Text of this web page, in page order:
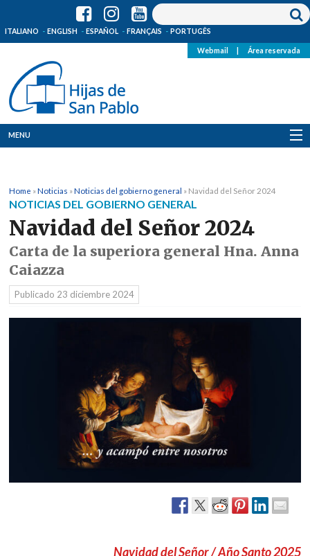
ITALIANO ENGLISH ESPAÑOL FRANÇAIS PORTUGÊS
Webmail Área reservada
MENU
Dónde estamos
Noticias
Recursos
Media
Home »Noticias »Noticias del gobierno general » Navidad del Señor 2024
NOTICIAS DEL GOBIERNO GENERAL
Navidad del Señor 2024
Carta de la superiora general Hna. Anna
Caiazza
Publicado 23 diciembre 2024
Navidad del Señor / Año Santo 2025